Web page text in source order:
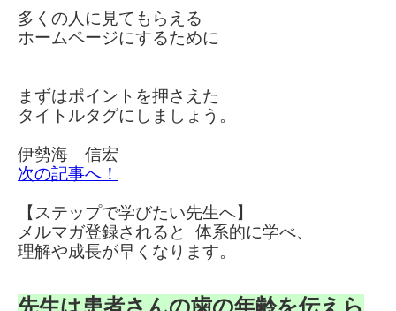
多くの人に見てもらえる
ホームページにするために
まずはポイントを押さえた
タイトルタグにしましょう。
伊勢海 信宏
次の記事へ！
【ステップで学びたい先生へ】
メルマガ登録されると 体系的に学べ、
理解や成長が早くなります。